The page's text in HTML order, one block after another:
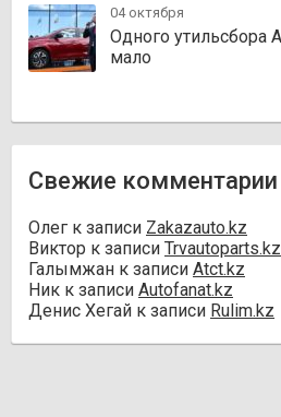
04 октября
Одного утильсбора
мало
Свежие комментарии
Олег к записи Zakazauto.kz
Виктор к записи Trvautoparts.kz
Галымжан к записи Atct.kz
Ник к записи Autofanat.kz
Денис Хегай к записи Rulim.kz